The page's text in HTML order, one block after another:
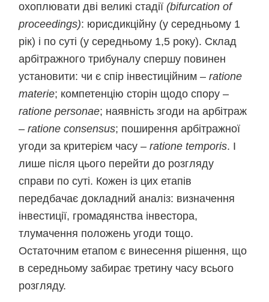
охоплювати дві великі стадії(bifurcation of
proceedings): юрисдикційну (у середньому 1
рік) і по суті (у середньому 1,5 року). Склад
арбітражного трибуналу спершу повинен
установити: чи є спір інвестиційним –ratione
materie; компетенцію сторін щодо спору –
ratione personae; наявність згоди на арбітраж
–ratione consensus; поширення арбітражної
угоди за критерієм часу –ratione temporis. І
лише після цього перейти до розгляду
справи по суті. Кожен із цих етапів
передбачає докладний аналіз: визначення
інвестиції, громадянства інвестора,
тлумачення положень угоди тощо.
Остаточним етапом є винесення рішення, що
в середньому забирає третину часу всього
розгляду.